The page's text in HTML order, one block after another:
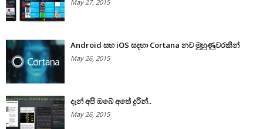
May 27, 2015
Android සහ iOS සදහා Cortana නව මුහුණුවරකින්
May 26, 2015
දැන් අපි ඔබේ අතේ දුරින්..
May 26, 2015